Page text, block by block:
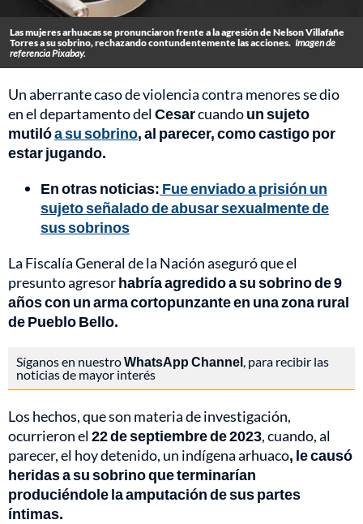
Las mujeres arhuacas se pronunciaron frente a la agresión de Nelson Villafañe
Torres a su sobrino, rechazando contundentemente las acciones. Imagen de
referencia Pixabay.
Un aberrante caso de violencia contra menores se dio
en el departamento delCesarcuandoun sujeto
mutilóa su sobrino, al parecer, como castigo por
estar jugando.
En otras noticias: Fue enviado a prisión un
sujeto señalado de abusar sexualmente de
sus sobrinos
La Fiscalía General de la Nación aseguró que el
presunto agresorhabría agredido a su sobrino de 9
años con un arma cortopunzante en una zona rural
de Pueblo Bello.
Síganos en nuestroWhatsApp Channel, para recibir las
noticias de mayor interés
Los hechos, que son materia de investigación,
ocurrieron el22 de septiembre de 2023, cuando, al
parecer, el hoy detenido, un indígena arhuaco, le causó
heridas a su sobrino que terminarían
produciéndole la amputación de sus partes
íntimas.